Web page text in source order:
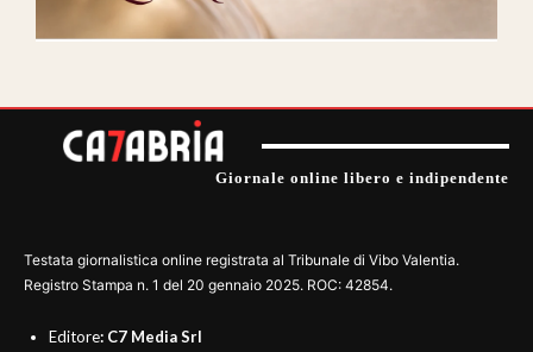
Giornale online libero e indipendente
Testata giornalistica online registrata al Tribunale di Vibo Valentia.
Registro Stampa n. 1 del 20 gennaio 2025. ROC: 42854.
Editore: C7 Media Srl